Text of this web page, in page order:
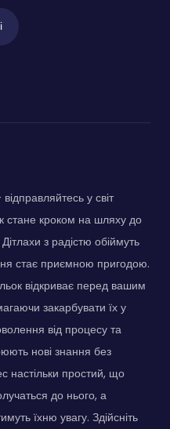
у світ
стане кроком на шляху до
з радістю обіймуть
стає приємною пригодою.
відкриває перед вашим
закарбувати їх у
від процесу та
нові знання без
настільки простий, що
до нього, а
їхню увагу. Здійсніть